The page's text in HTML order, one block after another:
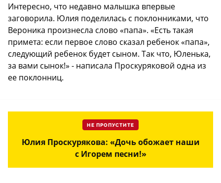
Интересно, что недавно малышка впервые
заговорила. Юлия поделилась с поклонниками, что
Вероника произнесла слово «папа». «Есть такая
примета: если первое слово сказал ребенок «папа»,
следующий ребенок будет сыном. Так что, Юленька,
за вами сынок!» - написала Проскуряковой одна из
ее поклонниц.
НЕ ПРОПУСТИТЕ
Юлия Проскурякова: «Дочь обожает наши
с Игорем песни!»